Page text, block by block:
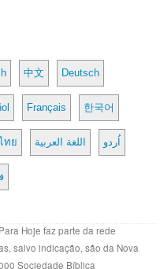
中文 Deutsch
Français 한국어
ทย اللغة العربية اُردو
Hoje faz parte da rede
salvo indicação, são da Nova
Sociedade Bíblica